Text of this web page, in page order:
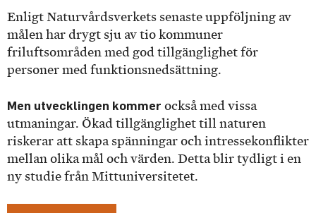
Enligt Naturvårdsverkets senaste uppföljning av
målen har drygt sju av tio kommuner
friluftsområden med god tillgänglighet för
personer med funktionsnedsättning.
Men utvecklingen kommer också med vissa
utmaningar. Ökad tillgänglighet till naturen
riskerar att skapa spänningar och intressekonflikter
mellan olika mål och värden. Detta blir tydligt i en
ny studie från Mittuniversitetet.